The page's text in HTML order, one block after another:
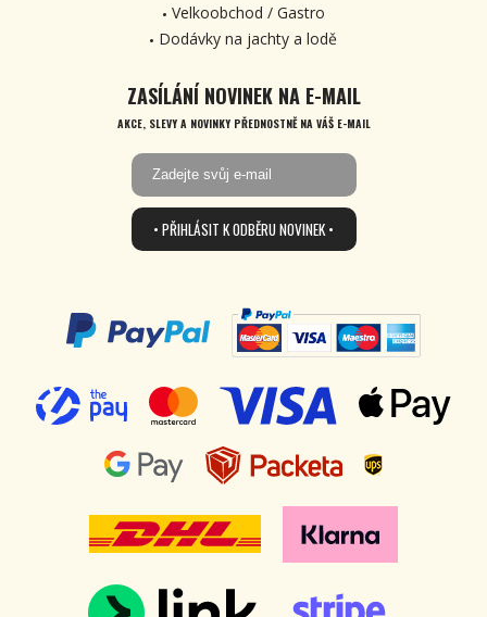
Velkoobchod / Gastro
Dodávky na jachty a lodě
ZASÍLÁNÍ NOVINEK NA E-MAIL
AKCE, SLEVY A NOVINKY PŘEDNOSTNĚ NA VÁŠ E-MAIL
• PŘIHLÁSIT K ODBĚRU NOVINEK •